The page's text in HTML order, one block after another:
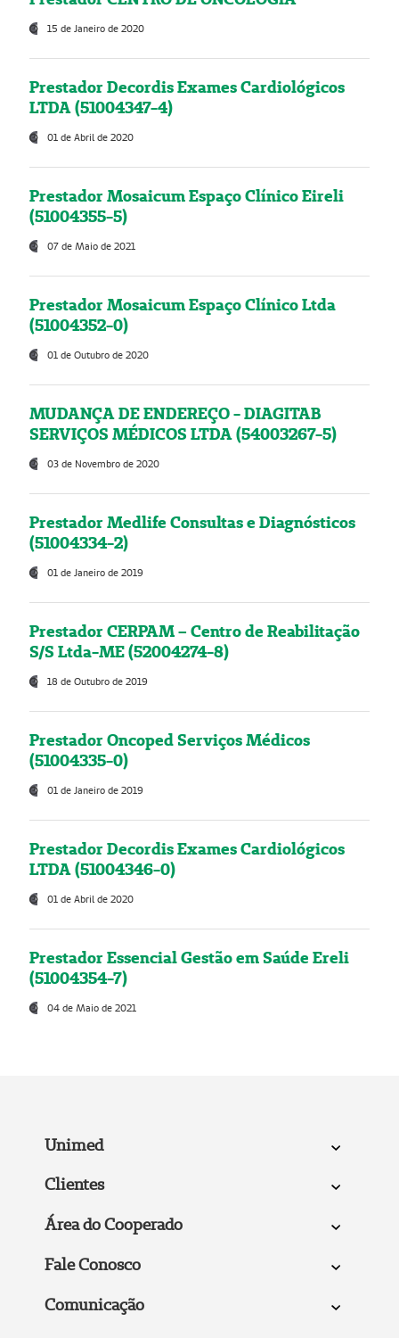
15 de Janeiro de 2020
Prestador Decordis Exames Cardiológicos
LTDA (51004347-4)
01 de Abril de 2020
Prestador Mosaicum Espaço Clínico Eireli
(51004355-5)
07 de Maio de 2021
Prestador Mosaicum Espaço Clínico Ltda
(51004352-0)
01 de Outubro de 2020
MUDANÇA DE ENDEREÇO - DIAGITAB
SERVIÇOS MÉDICOS LTDA (54003267-5)
03 de Novembro de 2020
Prestador Medlife Consultas e Diagnósticos
(51004334-2)
01 de Janeiro de 2019
Prestador CERPAM – Centro de Reabilitação
S/S Ltda-ME (52004274-8)
18 de Outubro de 2019
Prestador Oncoped Serviços Médicos
(51004335-0)
01 de Janeiro de 2019
Prestador Decordis Exames Cardiológicos
LTDA (51004346-0)
01 de Abril de 2020
Prestador Essencial Gestão em Saúde Ereli
(51004354-7)
04 de Maio de 2021
Unimed
Clientes
Área do Cooperado
Fale Conosco
Comunicação